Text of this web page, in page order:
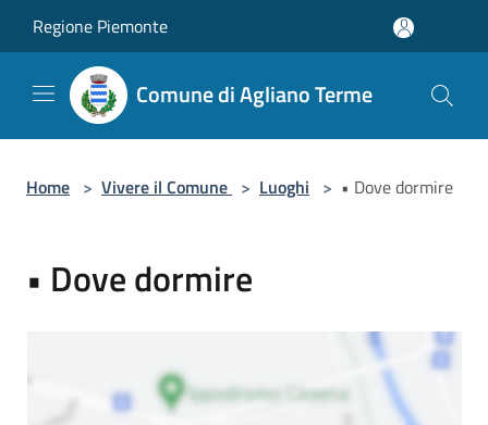
Regione Piemonte
Comune di Agliano Terme
Home > Vivere il Comune > Luoghi > • Dove dormire
• Dove dormire